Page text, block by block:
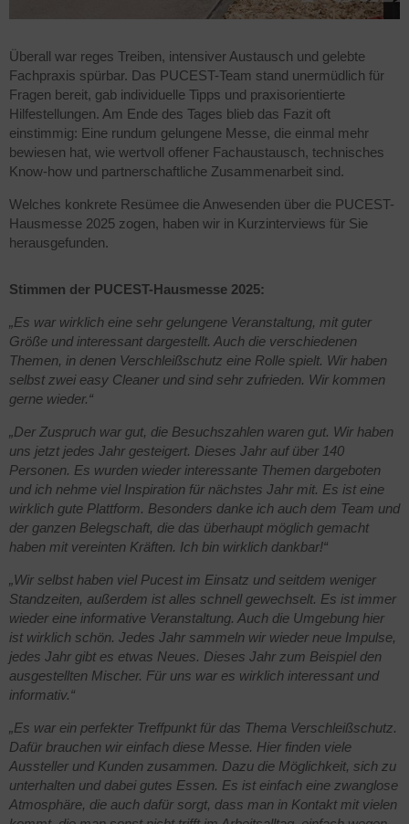
Überall war reges Treiben, intensiver Austausch und gelebte
Fachpraxis spürbar. Das PUCEST-Team stand unermüdlich für
Fragen bereit, gab individuelle Tipps und praxisorientierte
Hilfestellungen. Am Ende des Tages blieb das Fazit oft
einstimmig: Eine rundum gelungene Messe, die einmal mehr
bewiesen hat, wie wertvoll offener Fachaustausch, technisches
Know-how und partnerschaftliche Zusammenarbeit sind.
Welches konkrete Resümee die Anwesenden über die PUCEST-
Hausmesse 2025 zogen, haben wir in Kurzinterviews für Sie
herausgefunden.
Stimmen der PUCEST-Hausmesse 2025:
„Es war wirklich eine sehr gelungene Veranstaltung, mit guter
Größe und interessant dargestellt. Auch die verschiedenen
Themen, in denen Verschleißschutz eine Rolle spielt. Wir haben
selbst zwei easy Cleaner und sind sehr zufrieden. Wir kommen
gerne wieder.“
„Der Zuspruch war gut, die Besuchszahlen waren gut. Wir haben
uns jetzt jedes Jahr gesteigert. Dieses Jahr auf über 140
Personen. Es wurden wieder interessante Themen dargeboten
und ich nehme viel Inspiration für nächstes Jahr mit. Es ist eine
wirklich gute Plattform. Besonders danke ich auch dem Team und
der ganzen Belegschaft, die das überhaupt möglich gemacht
haben mit vereinten Kräften. Ich bin wirklich dankbar!“
„Wir selbst haben viel Pucest im Einsatz und seitdem weniger
Standzeiten, außerdem ist alles schnell gewechselt. Es ist immer
wieder eine informative Veranstaltung. Auch die Umgebung hier
ist wirklich schön. Jedes Jahr sammeln wir wieder neue Impulse,
jedes Jahr gibt es etwas Neues. Dieses Jahr zum Beispiel den
ausgestellten Mischer. Für uns war es wirklich interessant und
informativ.“
„Es war ein perfekter Treffpunkt für das Thema Verschleißschutz.
Dafür brauchen wir einfach diese Messe. Hier finden viele
Aussteller und Kunden zusammen. Dazu die Möglichkeit, sich zu
unterhalten und dabei gutes Essen. Es ist einfach eine zwanglose
Atmosphäre, die auch dafür sorgt, dass man in Kontakt mit vielen